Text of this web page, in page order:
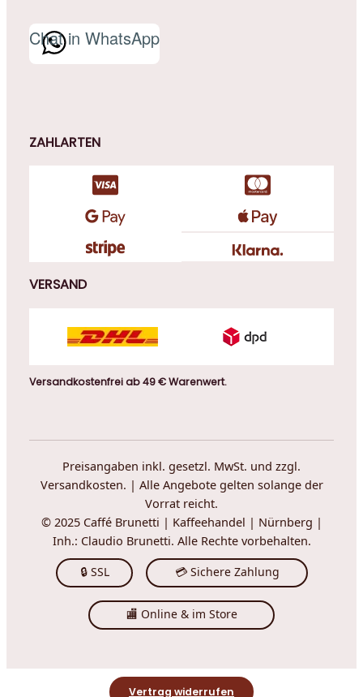
Chat in WhatsApp
ZAHLARTEN
VERSAND
Versandkostenfrei ab 49 € Warenwert.
Preisangaben inkl. gesetzl. MwSt. und zzgl.
Versandkosten. | Alle Angebote gelten solange der
Vorrat reicht.
© 2025 Caffé Brunetti | Kaffeehandel | Nürnberg |
Inh.: Claudio Brunetti. Alle Rechte vorbehalten.
🔒 SSL 💳 Sichere Zahlung
🏬 Online & im Store
Vertrag widerrufen